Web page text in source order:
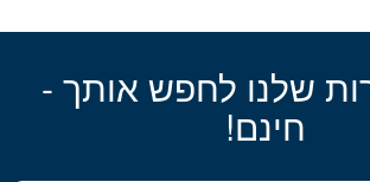
שלנו לחפש אותך -
חינם!